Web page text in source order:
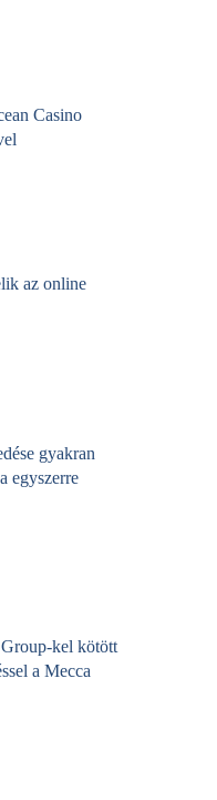
Casino
az online
gyakran
egyszerre
kel kötött
a Mecca